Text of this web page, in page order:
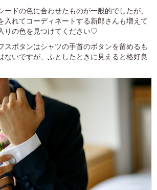
ドの色に合わせたものが一般的でしたが、
入れてコーディネートする新郎さんも増えて
りの色を見つけてください♡
ボタンはシャツの手首のボタンを留めるも
ないですが、ふとしたときに見えると格好良